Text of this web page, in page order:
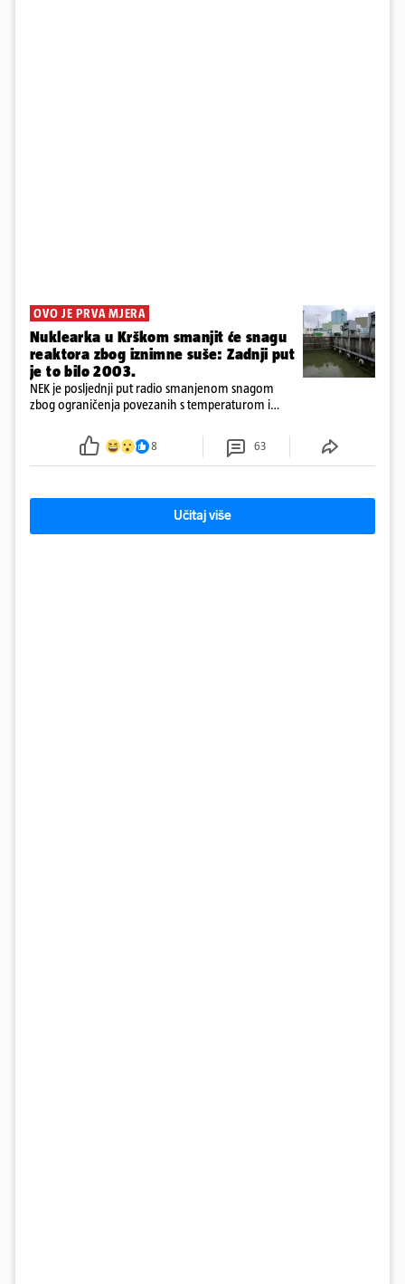
OVO JE PRVA MJERA
Nuklearka u Krškom smanjit će snagu
reaktora zbog iznimne suše: Zadnji put
je to bilo 2003.
NEK je posljednji put radio smanjenom snagom
zbog ograničenja povezanih s temperaturom i
smanjenje snage bilo potrebno više od 90 dana.
8 63
Učitaj više